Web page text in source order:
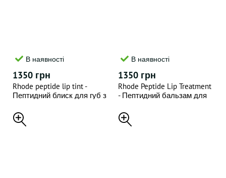
В наявності
1350 грн
Rhode peptide lip tint -
Пептидний блиск для губ з
В наявності
1350 грн
Rhode Peptide Lip Treatment
- Пептидний бальзам для
caramel , 10 ml